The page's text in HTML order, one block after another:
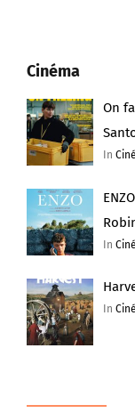
Cinéma
On
In
In
In